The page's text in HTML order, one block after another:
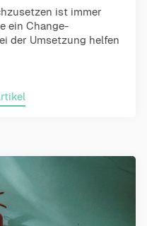
ist immer
ein Change-
der Umsetzung helfen